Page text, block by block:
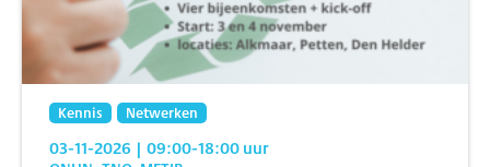
Kennis Netwerken
03-11-2026 | 09:00-18:00uur